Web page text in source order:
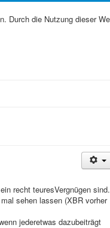
Durch die Nutzung dieser
recht teuresVergnügen sind.
sehen lassen (XBR vorher
jederetwas dazubeiträgt